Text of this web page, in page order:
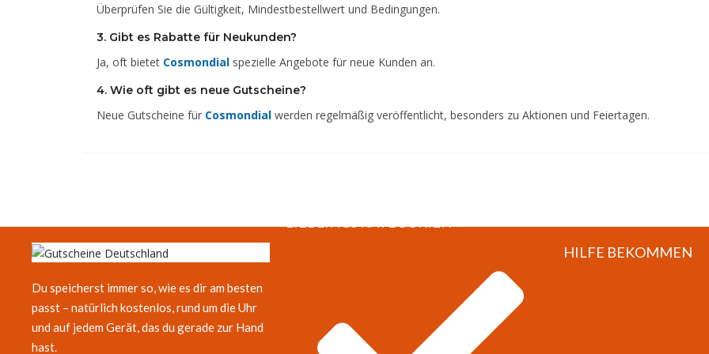
Überprüfen Sie die Gültigkeit, Mindestbestellwert und Bedingungen.
3. Gibt es Rabatte für Neukunden?
Ja, oft bietet Cosmondial spezielle Angebote für neue Kunden an.
4. Wie oft gibt es neue Gutscheine?
Neue Gutscheine für Cosmondial werden regelmäßig veröffentlicht, besonders zu Aktionen und Feiertagen.
Du speicherst immer so, wie es dir am besten
passt – natürlich kostenlos, rund um die Uhr
und auf jedem Gerät, das du gerade zur Hand
hast.
HILFE BEKOMMEN